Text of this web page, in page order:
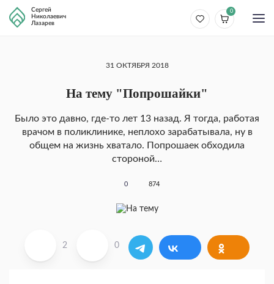
Сергей
Николаевич
Лазарев
0
31 ОКТЯБРЯ 2018
На тему "Попрошайки"
Было это давно, где-то лет 13 назад. Я тогда, работая
врачом в поликлинике, неплохо зарабатывала, ну в
общем на жизнь хватало. Попрошаек обходила
стороной…
0 874
2 0